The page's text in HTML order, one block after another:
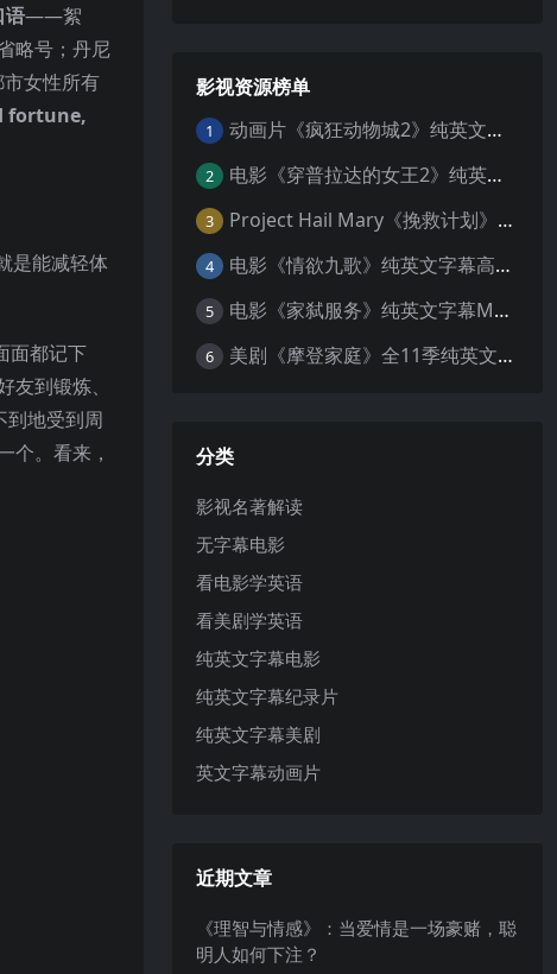
语——絮
略号；丹尼
女性所有
fortune,
是能减轻体
面都记下
到锻炼、
地受到周
个。看来，
影视资源榜单
1 动画片《疯狂动物城2》纯英文字幕MP4下载
2 电影《穿普拉达的女王2》纯英文字幕MP4下载
3 Project Hail Mary《挽救计划》纯英文字幕科幻电影MP4下载
4 电影《情欲九歌》纯英文字幕高清MP4下载
5 电影《家弑服务》纯英文字幕MP4下载
6 美剧《摩登家庭》全11季纯英文字幕高清MP4下载
分类
影视名著解读
无字幕电影
看电影学英语
看美剧学英语
纯英文字幕电影
纯英文字幕纪录片
纯英文字幕美剧
英文字幕动画片
近期文章
《理智与情感》：当爱情是一场豪赌，聪
明人如何下注？